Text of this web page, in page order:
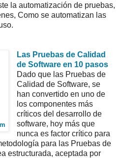
la automatización de pruebas,
Como se automatizan las
Las Pruebas de Calidad
de Software en 10 pasos
Dado que las Pruebas de
Calidad de Software, se
han convertido en uno de
los componentes más
críticos del desarrollo de
software, hoy más que
nunca es factor crítico para
para las Pruebas de
estructurada, aceptada por